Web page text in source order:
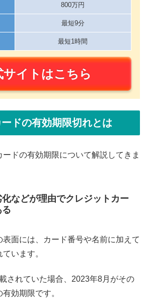
800万円
最短9分
最短1時間
サイトはこちら
ドの有効期限切れとは
ードの有効期限について解説してきま
などが理由でクレジットカー
る
表面には、カード番号や名前に加えて
います。
されていた場合、2023年8月がその
効期限です。